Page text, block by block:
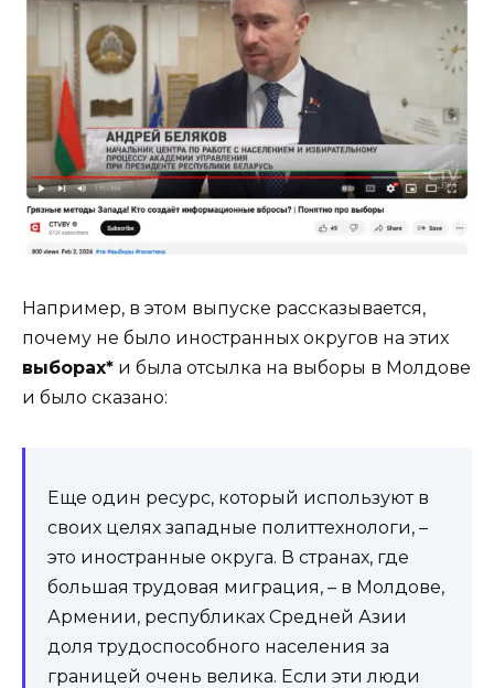
Например, в этом выпуске рассказывается,
почему не было иностранных округов на этих
выборах* и была отсылка на выборы в Молдове
и было сказано:
Еще один ресурс, который используют в
своих целях западные политтехнологи, –
это иностранные округа. В странах, где
большая трудовая миграция, – в Молдове,
Армении, республиках Средней Азии
доля трудоспособного населения за
границей очень велика. Если эти люди